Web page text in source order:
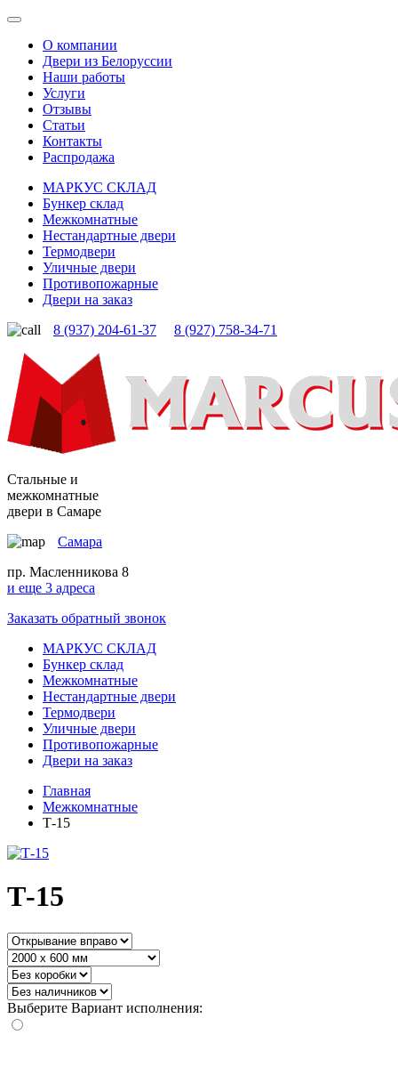
О компании
Двери из Белоруссии
Наши работы
Услуги
Отзывы
Статьи
Контакты
Распродажа
МАРКУС СКЛАД
Бункер склад
Межкомнатные
Нестандартные двери
Термодвери
Уличные двери
Противопожарные
Двери на заказ
8 (937) 204-61-37
8 (927) 758-34-71
Стальные и
межкомнатные
двери в Самаре
Самара
пр. Масленникова 8
и еще 3 адреса
Заказать обратный звонок
МАРКУС СКЛАД
Бункер склад
Межкомнатные
Нестандартные двери
Термодвери
Уличные двери
Противопожарные
Двери на заказ
Главная
Межкомнатные
Т-15
Т-15
Выберите Вариант исполнения: